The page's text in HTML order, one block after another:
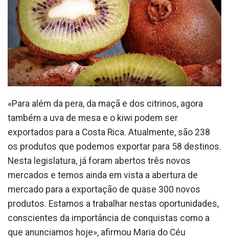
«Para além da pera, da maçã e dos citrinos, agora
também a uva de mesa e o kiwi podem ser
exportados para a Costa Rica. Atualmente, são 238
os produtos que podemos exportar para 58 destinos.
Nesta legislatura, já foram abertos três novos
mercados e temos ainda em vista a abertura de
mercado para a exportação de quase 300 novos
produtos. Estamos a trabalhar nestas oportunidades,
conscientes da importância de conquistas como a
que anunciamos hoje», afirmou Maria do Céu